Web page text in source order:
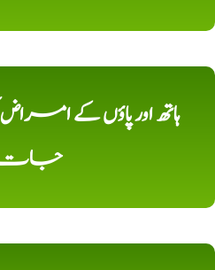
ہاتھ اور پاؤں کے